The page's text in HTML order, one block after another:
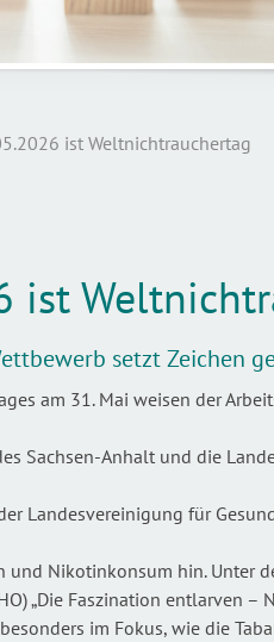
ist Weltnichtrauchertag
ist
setzt Zeichen
am 31. Mai weisen der
Sachsen-Anhalt und die
Landesvereinigung für
und Nikotinkonsum hin. Unter
„Die Faszination entlarven –
im Fokus, wie die